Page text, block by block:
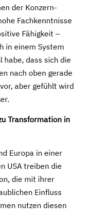
der Konzern-
Fachkenntnisse
Fähigkeit –
in einem System
habe, dass sich die
nach oben gerade
aber gefühlt wird
Transformation in
Europa in einer
USA treiben die
die mit ihrer
Einfluss
nutzen diesen